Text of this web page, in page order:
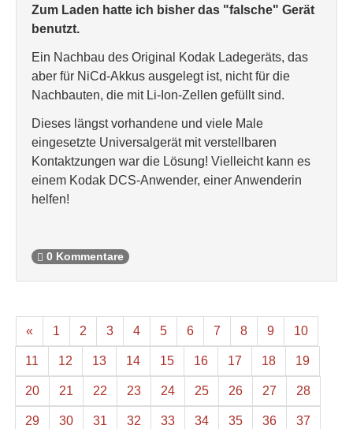
Zum Laden hatte ich bisher das "falsche" Gerät
benutzt.
Ein Nachbau des Original Kodak Ladegeräts, das
aber für NiCd-Akkus ausgelegt ist, nicht für die
Nachbauten, die mit Li-Ion-Zellen gefüllt sind.
Dieses längst vorhandene und viele Male
eingesetzte Universalgerät mit verstellbaren
Kontaktzungen war die Lösung! Vielleicht kann es
einem Kodak DCS-Anwender, einer Anwenderin
helfen!
0 Kommentare
« 1 2 3 4 5 6 7 8 9 10
11 12 13 14 15 16 17 18 19
20 21 22 23 24 25 26 27 28
29 30 31 32 33 34 35 36 37